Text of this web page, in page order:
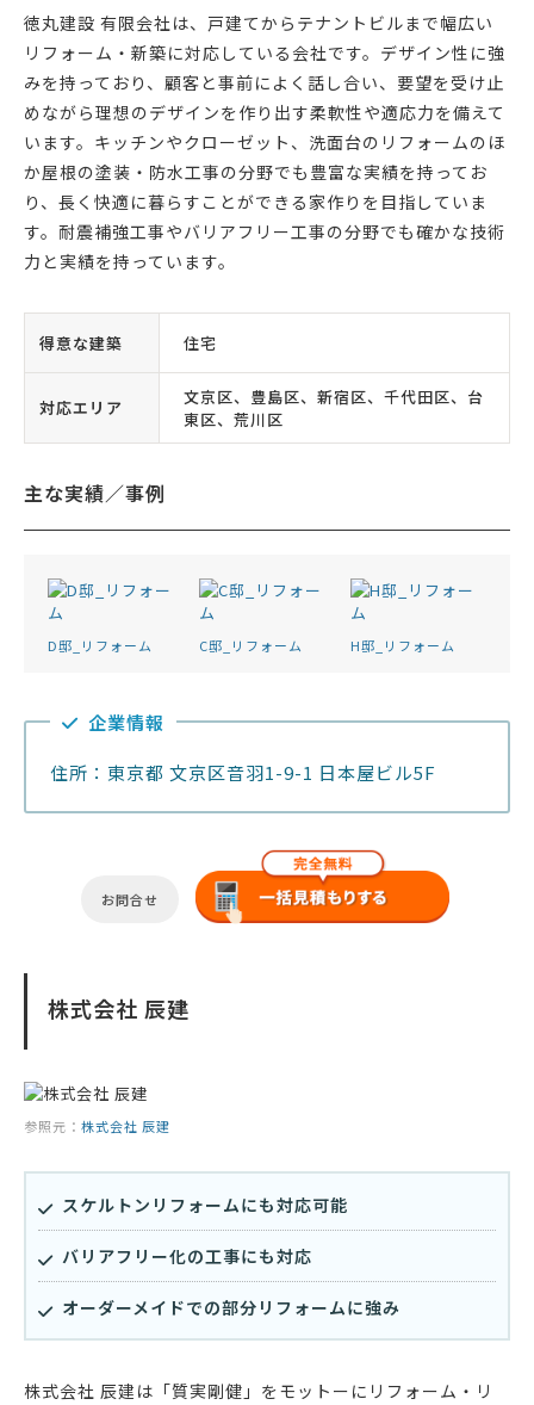
徳丸建設 有限会社は、戸建てからテナントビルまで幅広い
リフォーム・新築に対応している会社です。デザイン性に強
みを持っており、顧客と事前によく話し合い、要望を受け止
めながら理想のデザインを作り出す柔軟性や適応力を備えて
います。キッチンやクローゼット、洗面台のリフォームのほ
か屋根の塗装・防水工事の分野でも豊富な実績を持ってお
り、長く快適に暮らすことができる家作りを目指していま
す。耐震補強工事やバリアフリー工事の分野でも確かな技術
力と実績を持っています。
得意な建築 住宅
対応エリア
文京区、豊島区、新宿区、千代田区、台
東区、荒川区
主な実績／事例
D邸_リフォーム C邸_リフォーム H邸_リフォーム
企業情報
住所：東京都 文京区音羽1-9-1 日本屋ビル5F
お問合せ
株式会社 辰建
参照元： 株式会社 辰建
スケルトンリフォームにも対応可能
バリアフリー化の工事にも対応
オーダーメイドでの部分リフォームに強み
株式会社 辰建は「質実剛健」をモットーにリフォーム・リ